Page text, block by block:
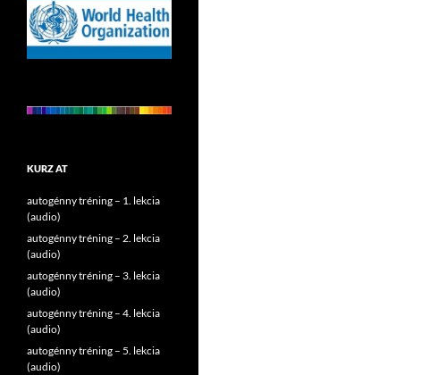
KURZ AT
autogénny tréning – 1. lekcia
(audio)
autogénny tréning – 2. lekcia
(audio)
autogénny tréning – 3. lekcia
(audio)
autogénny tréning – 4. lekcia
(audio)
autogénny tréning – 5. lekcia
(audio)